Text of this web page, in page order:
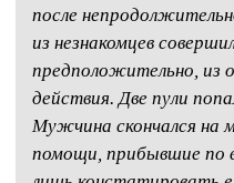
после
из незнакомцев
предположительно, из
действия. Две пули
Мужчина скончался на
помощи, прибывшие по